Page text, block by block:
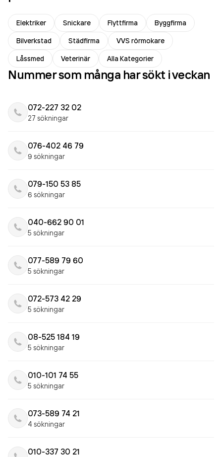
Elektriker Snickare Flyttfirma
Byggfirma
Bilverkstad
Städfirma
VVS rörmokare
Låssmed
Veterinär Alla Kategorier
Nummer som många har sökt i veckan
072-227 32 02
27 sökningar
076-402 46 79
9 sökningar
079-150 53 85
6 sökningar
040-662 90 01
5 sökningar
077-589 79 60
5 sökningar
072-573 42 29
5 sökningar
08-525 184 19
5 sökningar
010-101 74 55
5 sökningar
073-589 74 21
4 sökningar
010-337 30 21